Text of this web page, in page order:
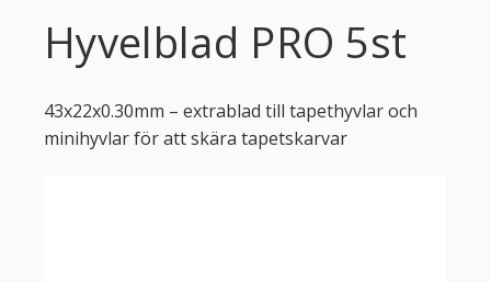
Hyvelblad PRO 5st
43x22x0.30mm – extrablad till tapethyvlar och
minihyvlar för att skära tapetskarvar